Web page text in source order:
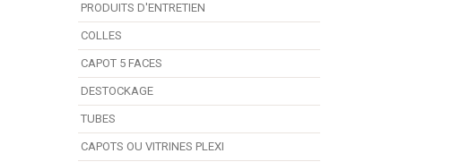
PRODUITS D'ENTRETIEN
COLLES
CAPOT 5 FACES
DESTOCKAGE
TUBES
CAPOTS OU VITRINES PLEXI